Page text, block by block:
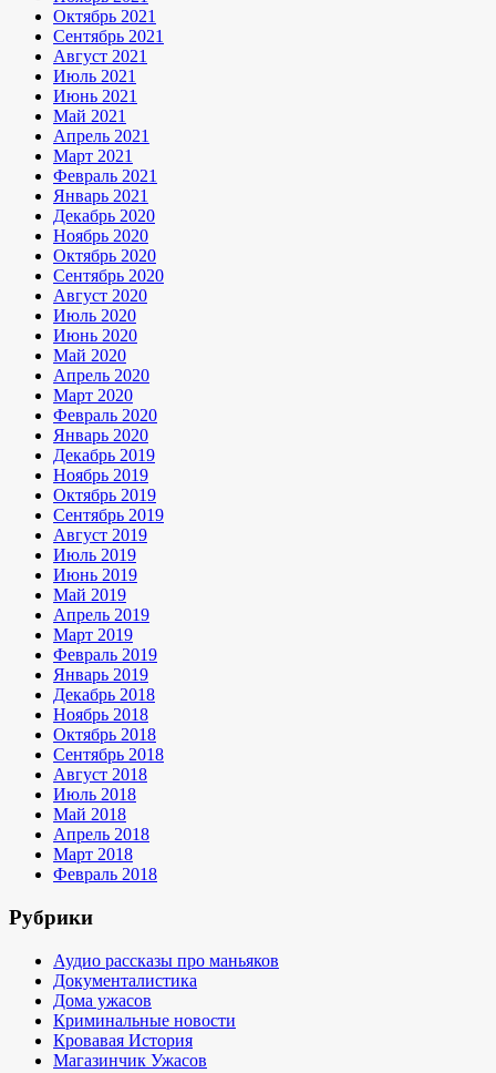
Октябрь 2021
Сентябрь 2021
Август 2021
Июль 2021
Июнь 2021
Май 2021
Апрель 2021
Март 2021
Февраль 2021
Январь 2021
Декабрь 2020
Ноябрь 2020
Октябрь 2020
Сентябрь 2020
Август 2020
Июль 2020
Июнь 2020
Май 2020
Апрель 2020
Март 2020
Февраль 2020
Январь 2020
Декабрь 2019
Ноябрь 2019
Октябрь 2019
Сентябрь 2019
Август 2019
Июль 2019
Июнь 2019
Май 2019
Апрель 2019
Март 2019
Февраль 2019
Январь 2019
Декабрь 2018
Ноябрь 2018
Октябрь 2018
Сентябрь 2018
Август 2018
Июль 2018
Май 2018
Апрель 2018
Март 2018
Февраль 2018
Рубрики
Аудио рассказы про маньяков
Документалистика
Дома ужасов
Криминальные новости
Кровавая История
Магазинчик Ужасов